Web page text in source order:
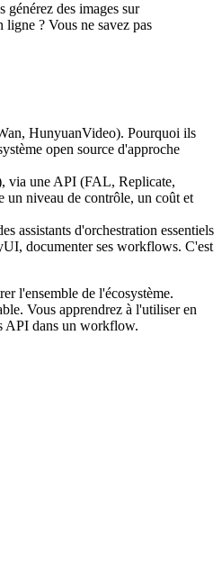
générez des images sur
? Vous ne savez pas
HunyuanVideo). Pourquoi ils
open source d'approche
via une API (FAL, Replicate,
un niveau de contrôle, un coût et
assistants d'orchestration essentiels
documenter ses workflows. C'est
l'ensemble de l'écosystème.
Vous apprendrez à l'utiliser en
API dans un workflow.